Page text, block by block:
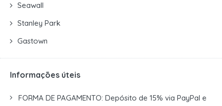
Seawall
Stanley Park
Gastown
Informações úteis
FORMA DE PAGAMENTO: Depósito de 15% via PayPal e